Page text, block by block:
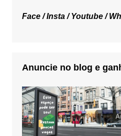
Face /Insta /Youtube /
Anuncie no blog e